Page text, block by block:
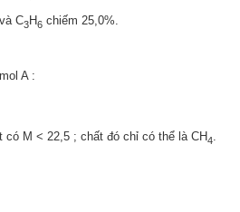
C3H6 chiếm 25,0%.
A :
có M < 22,5 ; chất đó chỉ có thể là CH4